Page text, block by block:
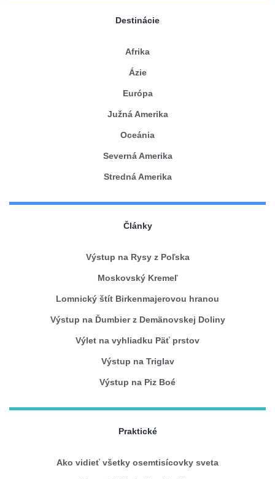
Destinácie
Afrika
Ázie
Európa
Južná Amerika
Oceánia
Severná Amerika
Stredná Amerika
Články
Výstup na Rysy z Poľska
Moskovský Kremeľ
Lomnický štít Birkenmajerovou hranou
Výstup na Ďumbier z Demänovskej Doliny
Výlet na vyhliadku Päť prstov
Výstup na Triglav
Výstup na Piz Boé
Praktické
Ako vidieť všetky osemtisícovky sveta